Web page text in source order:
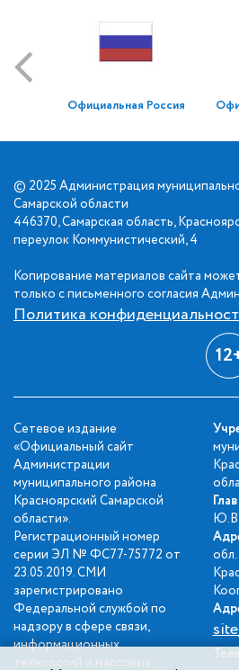
Официальная Россия
© 2025 Администрация
Самарской области
446370, Самарская область,
переулок Коммунистический, 4
Копирование материалов сайта
только с письменного согласия
Политика
Сетевое издание
«Официальный сайт
Администрации
муниципального района
Красноярский Самарской
области».
Регистрационный номер
серии ЭЛ № ФС77-75772 от
23.05.2019. СМИ
зарегистрировано
Федеральной службой по
надзору в сфере связи,
информационных
технологий и массовых
Ю.В.